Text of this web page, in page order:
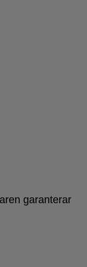
garanterar